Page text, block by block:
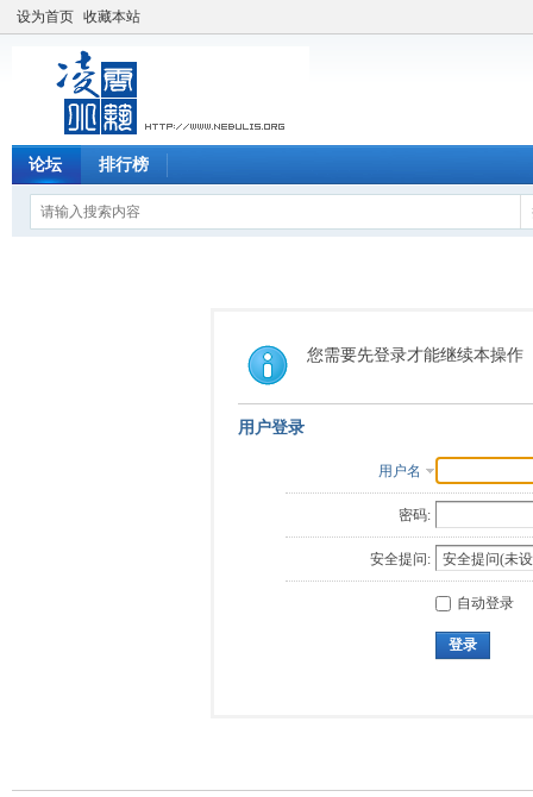
设为首页 收藏本站
论坛 排行榜
您需要先登录才能继续本操作
用户登录
用户名
密码:
安全提问:
自动登录
登录